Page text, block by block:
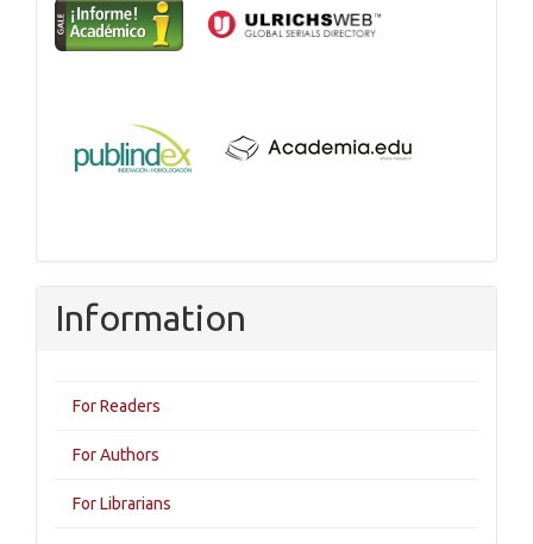
Information
For Readers
For Authors
For Librarians